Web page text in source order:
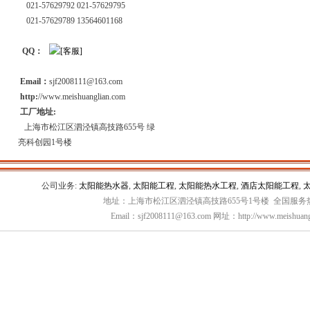
021-57629792 021-57629795
021-57629789 13564601168
QQ：
Email： sjf2008111@163.com
http://www.meishuanglian.com
工厂地址:
上海市松江区泗泾镇高技路655号 绿
亮科创园1号楼
公司业务: 太阳能热水器, 太阳能工程, 太阳能热水工程, 酒店太阳能工程,
地址：上海市松江区泗泾镇高技路655号1号楼 全国服务
Email：sjf2008111@163.com 网址：http://